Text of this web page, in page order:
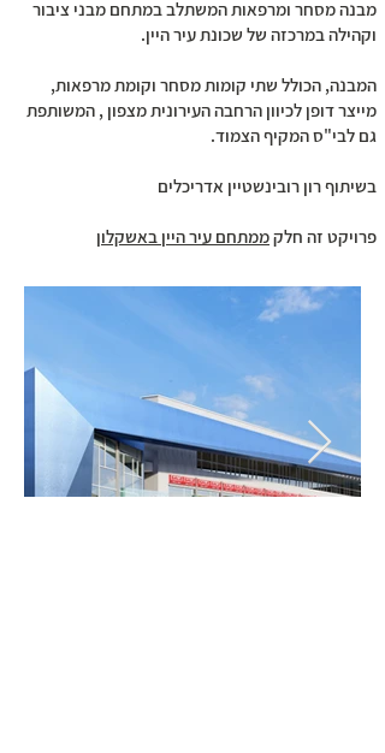
מבנה מסחר ומרפאות המשתלב במתחם מבני ציבור
וקהילה במרכזה של שכונת עיר היין.
המבנה, הכולל שתי קומות מסחר וקומת מרפאות,
מייצר דופן לכיוון הרחבה העירונית מצפון , המשותפת
גם לבי"ס המקיף הצמוד.
בשיתוף רון רובינשטיין אדריכלים
פרויקט זה חלקממתחם עיר היין באשקלון